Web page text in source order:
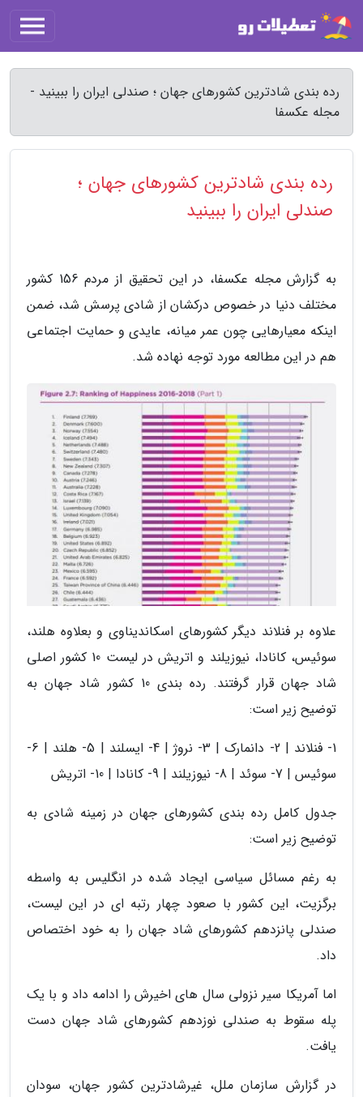
رده بندی شادترین کشورهای جهان ؛ صندلی ایران را ببینید -
مجله عکسفا
رده بندی شادترین کشورهای جهان ؛
صندلی ایران را ببینید
به گزارش مجله عکسفا، در این تحقیق از مردم 156 کشور
مختلف دنیا در خصوص درکشان از شادی پرسش شد، ضمن
اینکه معیارهایی چون عمر میانه، عایدی و حمایت اجتماعی
هم در این مطالعه مورد توجه نهاده شد.
علاوه بر فنلاند دیگر کشورهای اسکاندیناوی و بعلاوه هلند،
سوئیس، کانادا، نیوزیلند و اتریش در لیست 10 کشور اصلی
شاد جهان قرار گرفتند. رده بندی 10 کشور شاد جهان به
توضیح زیر است:
1- فنلاند | 2- دانمارک | 3- نروژ | 4- ایسلند | 5- هلند | 6-
سوئیس | 7- سوئد | 8- نیوزیلند | 9- کانادا | 10- اتریش
جدول کامل رده بندی کشورهای جهان در زمینه شادی به
توضیح زیر است:
به رغم مسائل سیاسی ایجاد شده در انگلیس به واسطه
برگزیت، این کشور با صعود چهار رتبه ای در این لیست،
صندلی پانزدهم کشورهای شاد جهان را به خود اختصاص
داد.
اما آمریکا سیر نزولی سال های اخیرش را ادامه داد و با یک
پله سقوط به صندلی نوزدهم کشورهای شاد جهان دست
یافت.
در گزارش سازمان ملل، غیرشادترین کشور جهان، سودان